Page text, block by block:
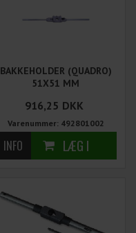
BAKKEHOLDER (QUADRO)
51X51 MM
916,25 DKK
Varenummer: 492801002